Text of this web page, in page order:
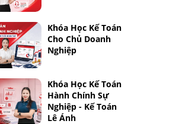
Khóa Học Kế Toán
Cho Chủ Doanh
Nghiệp
Khóa Học Kế Toán
Hành Chính Sự
Nghiệp - Kế Toán
Lê Ánh